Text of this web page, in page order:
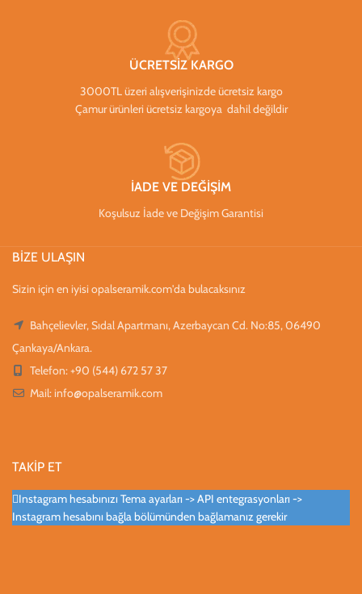
ÜCRETSİZ KARGO
3000TL üzeri alışverişinizde ücretsiz kargo
Çamur ürünleri ücretsiz kargoya dahil değildir
İADE VE DEĞİŞİM
Koşulsuz İade ve Değişim Garantisi
BİZE ULAŞIN
Sizin için en iyisi opalseramik.com'da bulacaksınız
Bahçelievler, Sıdal Apartmanı, Azerbaycan Cd. No:85, 06490
Çankaya/Ankara.
Telefon: +90 (544) 672 57 37
Mail: info@opalseramik.com
TAKİP ET
Instagram hesabınızı Tema ayarları -> API entegrasyonları ->
Instagram hesabını bağla bölümünden bağlamanız gerekir